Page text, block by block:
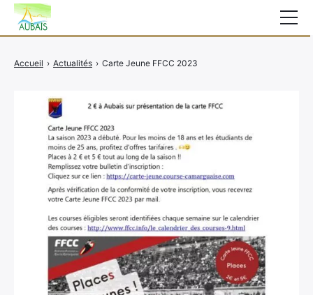
Accueil › Actualités › Carte Jeune FFCC 2023
Actualités
Vie au village
Services
Elections
Etat Civil
Autres Démarches
Contact